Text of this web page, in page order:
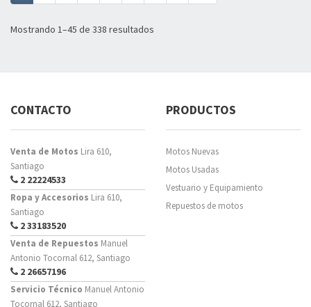
Mostrando 1–45 de 338 resultados
CONTACTO
Venta de Motos Lira 610,
Santiago
2 22224533
Ropa y Accesorios Lira 610,
Santiago
2 33183520
Venta de Repuestos Manuel
Antonio Tocornal 612, Santiago
2 26657196
Servicio Técnico Manuel Antonio
Tocornal 612, Santiago
PRODUCTOS
Motos Nuevas
Motos Usadas
Vestuario y Equipamiento
Repuestos de motos